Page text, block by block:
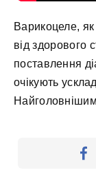
Варикоцеле, як
від здорового
поставлення
очікують